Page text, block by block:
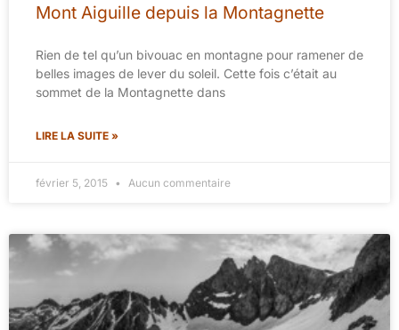
Mont Aiguille depuis la Montagnette
Rien de tel qu’un bivouac en montagne pour ramener de
belles images de lever du soleil. Cette fois c’était au
sommet de la Montagnette dans
LIRE LA SUITE »
février 5, 2015 Aucun commentaire